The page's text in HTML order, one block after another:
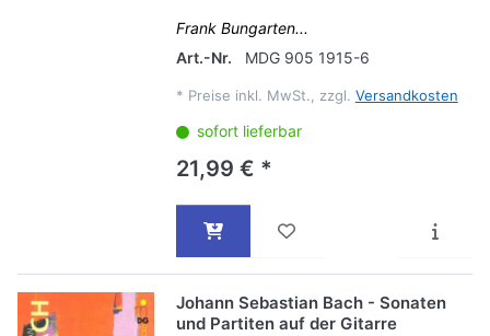
Frank Bungarten...
Art.-Nr.
MDG 905 1915-6
* Preise inkl. MwSt., zzgl. Versandkosten
sofort lieferbar
21,99 € *
Johann Sebastian Bach - Sonaten
und Partiten auf der Gitarre